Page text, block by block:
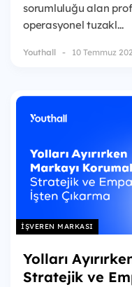
sorumluluğu alan
operasyonel tuzakl...
Youthall 10 Temmuz
İŞVEREN MARKASI
Yolları
Stratejik ve